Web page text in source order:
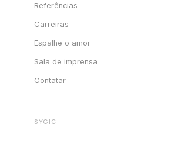
Referências
Carreiras
Espalhe o amor
Sala de imprensa
Contatar
SYGIC